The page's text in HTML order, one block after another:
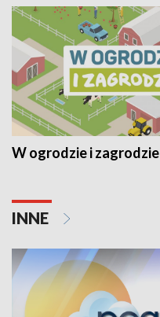
W ogrodzie i zagrodzie
INNE